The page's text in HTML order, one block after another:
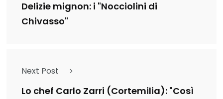
Delizie mignon: i "Nocciolini di
Chivasso"
Next Post
Lo chef Carlo Zarri (Cortemilia): "Così